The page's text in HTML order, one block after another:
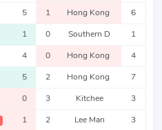
5 1 Hong Kong 6
1 0 Southern D 1
4 0 Hong Kong 4
5 2 Hong Kong 7
0 3 Kitchee 3
1 2 Lee Man 3